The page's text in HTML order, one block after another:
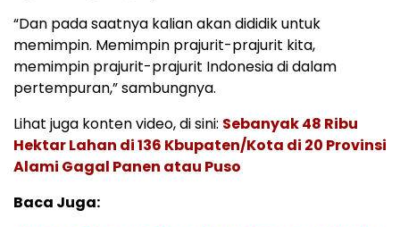
“Dan pada saatnya kalian akan dididik untuk
memimpin. Memimpin prajurit-prajurit kita,
memimpin prajurit-prajurit Indonesia di dalam
pertempuran,” sambungnya.
Lihat juga konten video, di sini: Sebanyak 48 Ribu
Hektar Lahan di 136 Kbupaten/Kota di 20 Provinsi
Alami Gagal Panen atau Puso
Baca Juga: